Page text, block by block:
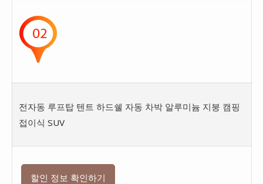
전자동 루프탑 텐트 하드쉘 자동 차박 알루미늄 지붕 캠핑
접이식 SUV
할인 정보 확인하기